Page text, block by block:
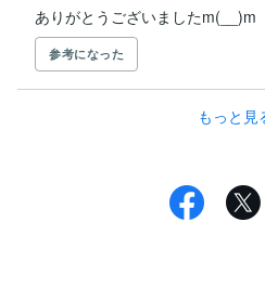
ありがとうございましたm(__)m
参考になった
もっと見